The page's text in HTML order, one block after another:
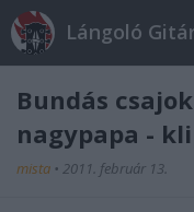
Lángoló
Bundás
nagypapa -
mista • 2011. február 13.